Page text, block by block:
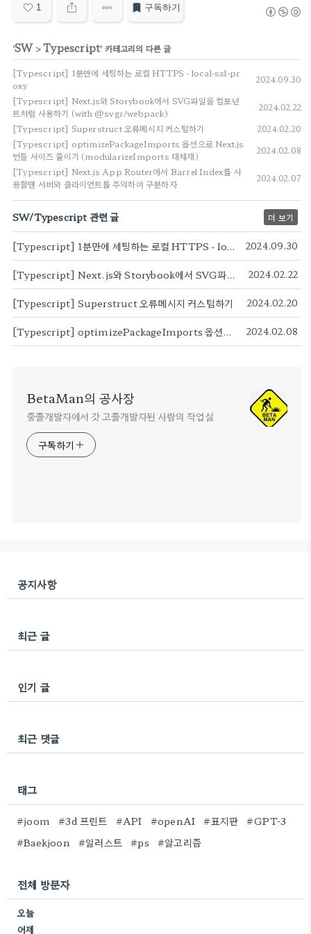
1 구독하기
'SW>Typescript' 카테고리의 다른 글
[Typescript] 1분만에 세팅하는 로컬 HTTPS - local-ssl-pr
oxy
2024.09.30
[Typescript] Next.js와 Storybook에서 SVG파일을 컴포넌
트처럼 사용하기 (with @svgr/webpack)
2024.02.22
[Typescript] Superstruct 오류메시지 커스텀하기 2024.02.20
[Typescript] optimizePackageImports 옵션으로 Next.js
번들 사이즈 줄이기 (modularizeImports 대체재)
2024.02.08
[Typescript] Next.js App Router에서 Barrel Index를 사
용할땐 서버와 클라이언트를 주의하여 구분하자
2024.02.07
SW/Typescript 관련 글 더 보기
[Typescript] 1분만에 세팅하는 로컬 HTTPS - local-ssl-proxy 2024.09.30
[Typescript] Next.js와 Storybook에서 SVG파일을 컴포넌트처럼 사용하기 (with @svgr/webpack) 2024.02.22
[Typescript] Superstruct 오류메시지 커스텀하기 2024.02.20
[Typescript] optimizePackageImports 옵션으로 Next.js 번들 사이즈 줄이기 (modularizeImports 대체재) 2024.02.08
BetaMan의 공사장
중졸개발자에서 갓 고졸개발자된 사람의 작업실
구독하기
공지사항
최근 글
인기 글
최근 댓글
태그
#joom #3d 프린트 #API #openAI #표지판
#GPT-3
#Baekjoon
#일러스트 #ps #알고리즘
전체 방문자
오늘
어제